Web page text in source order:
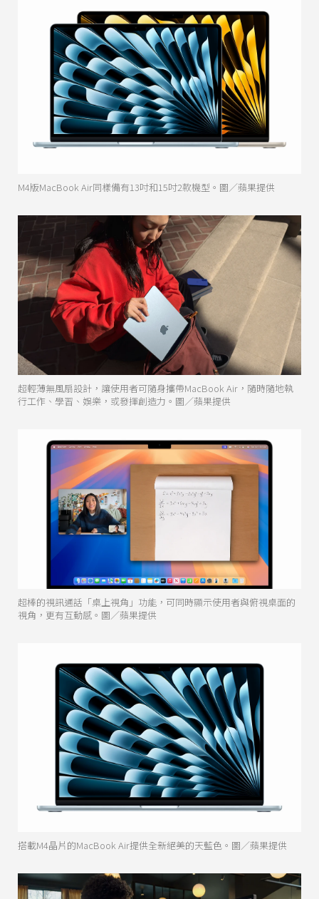
M4版MacBook Air同樣備有13吋和15吋2款機型。圖／蘋果提供
超輕薄無風扇設計，讓使用者可隨身攜帶MacBook Air，隨時隨地執
行工作、學習、娛樂，或發揮創造力。圖／蘋果提供
超棒的視訊通話「桌上視角」功能，可同時顯示使用者與俯視桌面的
視角，更有互動感。圖／蘋果提供
搭載M4晶片的MacBook Air提供全新絕美的天藍色。圖／蘋果提供